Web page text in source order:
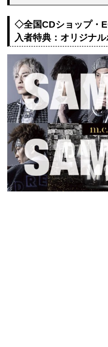
◇全国CDショップ・
入者特典：オリジナル